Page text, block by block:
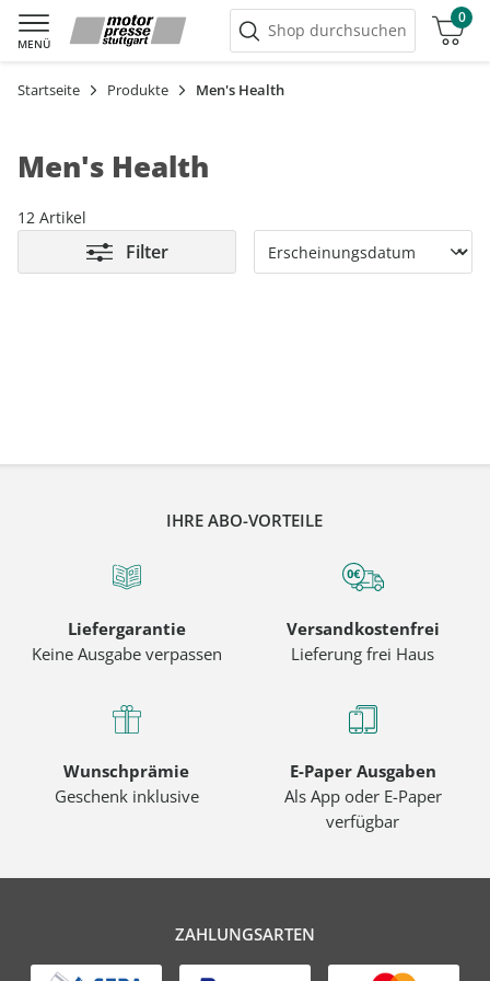
MENÜ
Shop durchsuchen
0
Warenkorb
Startseite Produkte Men's Health
Men's Health
12 Artikel
Filter
IHRE ABO-VORTEILE
Liefergarantie
Keine Ausgabe verpassen
Versandkostenfrei
Lieferung frei Haus
Wunschprämie
Geschenk inklusive
E-Paper Ausgaben
Als App oder E-Paper
verfügbar
ZAHLUNGSARTEN